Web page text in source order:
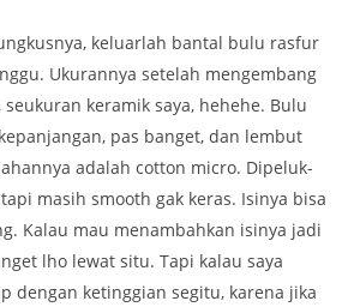
keluarlah bantal bulu rasfur
Ukurannya setelah mengembang
keramik saya, hehehe. Bulu
pas banget, dan lembut
adalah cotton micro. Dipeluk-
masih smooth gak keras. Isinya bisa
Kalau mau menambahkan isinya jadi
lho lewat situ. Tapi kalau saya
dengan ketinggian segitu, karena jika